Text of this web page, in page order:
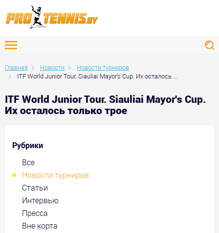
Главная Новости
Новости турниров
ITF World Junior Tour. Siauliai Mayor's Cup. Их осталось ...
ITF World Junior Tour. Siauliai Mayor's Cup.
Их осталось только трое
Рубрики
Все
Новости турниров
Статьи
Интервью
Пресса
Вне корта